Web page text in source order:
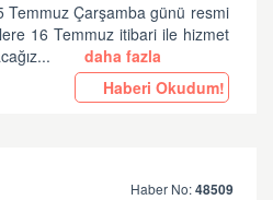
Temmuz Çarşamba günü resmi
16 Temmuz itibari ile hizmet
daha fazla
Haberi Okudum!
Haber No:48509